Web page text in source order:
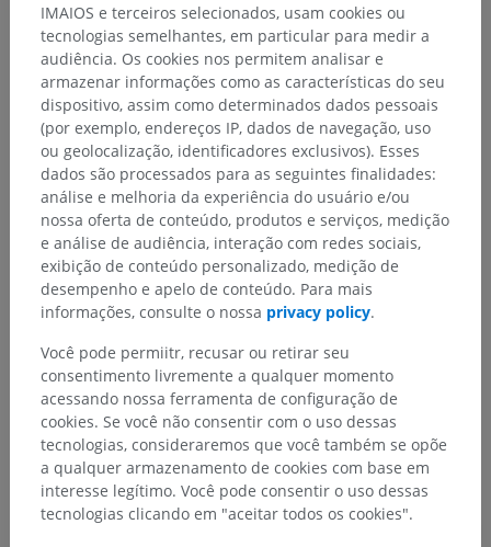
Hierarquia anatômica
Anatomia humana 2
Corpo humano> Systemata integrantia>
Sistema nervoso> Sistema nervoso central >
Encéfalo> Cérebro> Diencéfalo> Tálamo>
Núcleos mediais do tálamo
Estruturas subjacentes:
Núcleo medial dorsal
Anatomia humana 1
Neuroanatomia humana
Traduções
IMAIOS e terceiros selecionados, usam cookies ou
tecnologias semelhantes, em particular para medir a
audiência. Os cookies nos permitem analisar e
armazenar informações como as características do seu
dispositivo, assim como determinados dados pessoais
(por exemplo, endereços IP, dados de navegação, uso
ou geolocalização, identificadores exclusivos). Esses
dados são processados para as seguintes finalidades:
análise e melhoria da experiência do usuário e/ou
nossa oferta de conteúdo, produtos e serviços, medição
e análise de audiência, interação com redes sociais,
exibição de conteúdo personalizado, medição de
desempenho e apelo de conteúdo. Para mais
informações, consulte o nossa privacy policy.
Você pode permiitr, recusar ou retirar seu
consentimento livremente a qualquer momento
acessando nossa ferramenta de configuração de
cookies. Se você não consentir com o uso dessas
tecnologias, consideraremos que você também se opõe
a qualquer armazenamento de cookies com base em
interesse legítimo. Você pode consentir o uso dessas
tecnologias clicando em "aceitar todos os cookies".